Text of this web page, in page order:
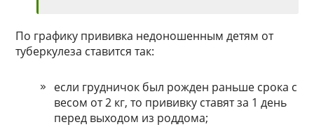
По графику прививка недоношенным детям от
туберкулеза ставится так:
если грудничок был рожден раньше срока с
весом от 2 кг, то прививку ставят за 1 день
перед выходом из роддома;